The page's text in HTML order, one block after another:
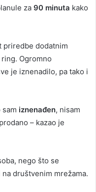
za 90 minuta kako
priredbe dodatnim
Ogromno
je iznenadilo, pa tako i
sam iznenađen, nisam
– kazao je
nego što se
društvenim mrežama.